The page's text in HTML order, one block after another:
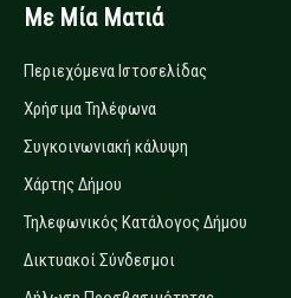
Με Μία Ματιά
Περιεχόμενα Ιστοσελίδας
Χρήσιμα Τηλέφωνα
Συγκοινωνιακή κάλυψη
Χάρτης Δήμου
Τηλεφωνικός Κατάλογος Δήμου
Δικτυακοί Σύνδεσμοι